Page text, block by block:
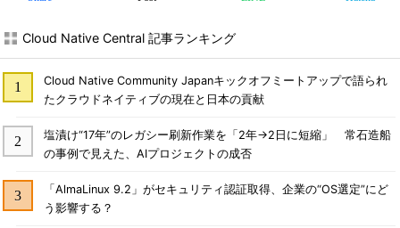
Cloud Native Central 記事ランキング
Cloud Native Community Japanキックオフミートアップで語られ
たクラウドネイティブの現在と日本の貢献
塩漬け“17年”のレガシー刷新作業を「2年→2日に短縮」 常石造船
の事例で見えた、AIプロジェクトの成否
「AlmaLinux 9.2」がセキュリティ認証取得、企業の“OS選定”にど
う影響する？